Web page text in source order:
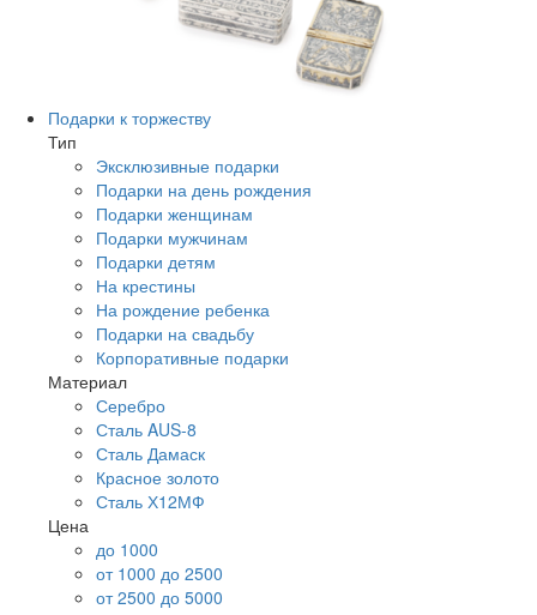
Подарки к торжеству
Тип
Эксклюзивные подарки
Подарки на день рождения
Подарки женщинам
Подарки мужчинам
Подарки детям
На крестины
На рождение ребенка
Подарки на свадьбу
Корпоративные подарки
Материал
Серебро
Сталь AUS-8
Сталь Дамаск
Красное золото
Сталь Х12МФ
Цена
до 1000
от 1000 до 2500
от 2500 до 5000